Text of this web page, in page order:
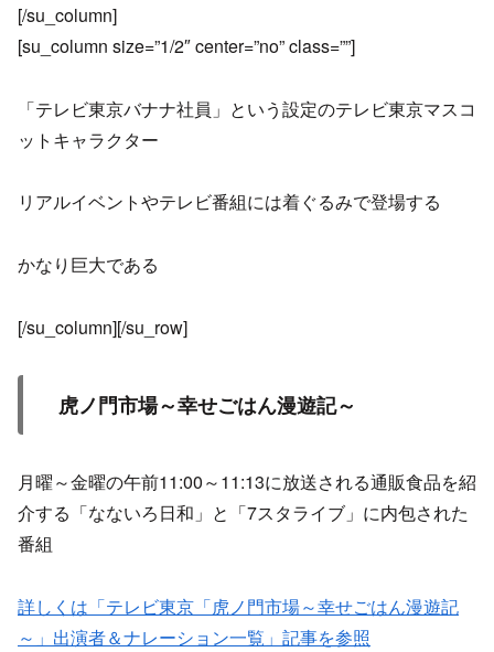
[/su_column]
[su_column size=”1/2″ center=”no” class=””]
「テレビ東京バナナ社員」という設定のテレビ東京マスコ
ットキャラクター
リアルイベントやテレビ番組には着ぐるみで登場する
かなり巨大である
[/su_column][/su_row]
虎ノ門市場～幸せごはん漫遊記～
月曜～金曜の午前11:00～11:13に放送される通販食品を紹
介する「なないろ日和」と「7スタライブ」に内包された
番組
詳しくは「テレビ東京「虎ノ門市場～幸せごはん漫遊記
～」出演者＆ナレーション一覧」記事を参照